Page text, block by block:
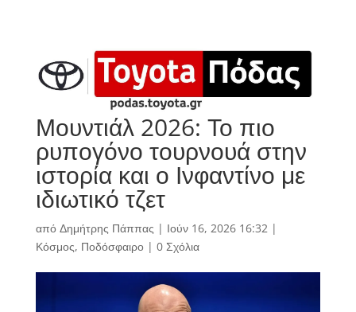
Μουντιάλ 2026: Το πιο
ρυπογόνο τουρνουά στην
ιστορία και ο Ινφαντίνο με
ιδιωτικό τζετ
από Δημήτρης Πάππας | Ιούν 16, 2026 16:32|
Κόσμος, Ποδόσφαιρο| 0 Σχόλια